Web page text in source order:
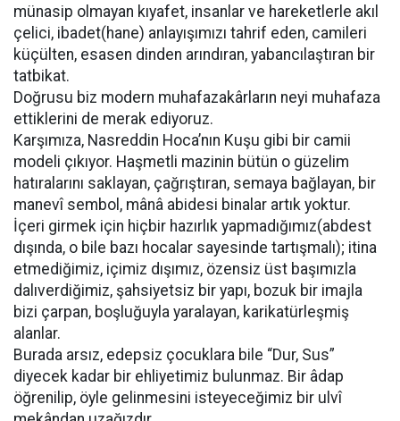
münasip olmayan kıyafet, insanlar ve hareketlerle akıl
çelici, ibadet(hane) anlayışımızı tahrif eden, camileri
küçülten, esasen dinden arındıran, yabancılaştıran bir
tatbikat.
Doğrusu biz modern muhafazakârların neyi muhafaza
ettiklerini de merak ediyoruz.
Karşımıza, Nasreddin Hoca’nın Kuşu gibi bir camii
modeli çıkıyor. Haşmetli mazinin bütün o güzelim
hatıralarını saklayan, çağrıştıran, semaya bağlayan, bir
manevî sembol, mânâ abidesi binalar artık yoktur.
İçeri girmek için hiçbir hazırlık yapmadığımız(abdest
dışında, o bile bazı hocalar sayesinde tartışmalı); itina
etmediğimiz, içimiz dışımız, özensiz üst başımızla
dalıverdiğimiz, şahsiyetsiz bir yapı, bozuk bir imajla
bizi çarpan, boşluğuyla yaralayan, karikatürleşmiş
alanlar.
Burada arsız, edepsiz çocuklara bile “Dur, Sus”
diyecek kadar bir ehliyetimiz bulunmaz. Bir âdap
öğrenilip, öyle gelinmesini isteyeceğimiz bir ulvî